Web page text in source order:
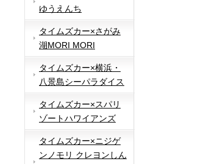
ゆうえんち
タイムズカー×さがみ
湖MORI MORI
タイムズカー×横浜・
八景島シーパラダイス
タイムズカー×スパリ
ゾートハワイアンズ
タイムズカー×ニジゲ
ンノモリ クレヨンしん